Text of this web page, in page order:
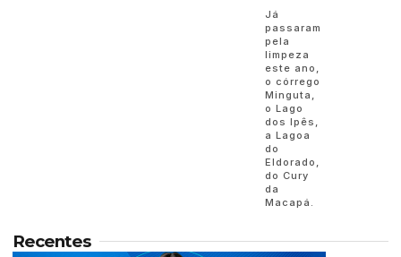
Já
passaram
pela
limpeza
este ano,
o córrego
Minguta,
o Lago
dos Ipês,
a Lagoa
do
Eldorado,
do Cury
da
Macapá.
Recentes